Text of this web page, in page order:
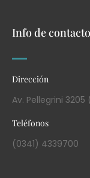
Info de contacto
Dirección
Av. Pellegrini
Teléfonos
(0341) 4339700